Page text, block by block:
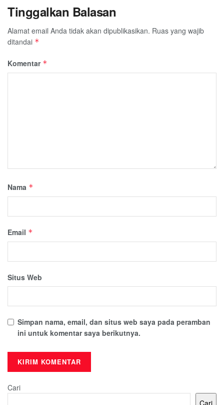
Tinggalkan Balasan
Alamat email Anda tidak akan dipublikasikan. Ruas yang wajib
ditandai *
Komentar *
Nama *
Email *
Situs Web
Simpan nama, email, dan situs web saya pada peramban
ini untuk komentar saya berikutnya.
Cari
Cari